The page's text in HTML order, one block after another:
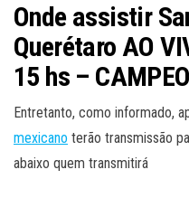
Onde assistir
Querétaro AO
15 hs –
Entretanto, como informado,
mexicano terão transmissão
abaixo quem transmitirá